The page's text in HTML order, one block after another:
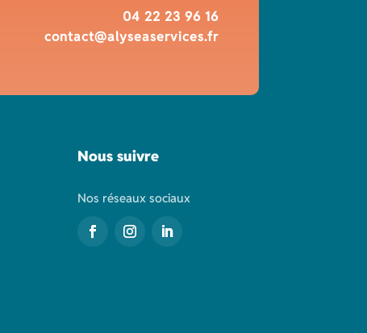
04 22 23 96 16
contact@alyseaservices.fr
Nous suivre
Nos réseaux sociaux